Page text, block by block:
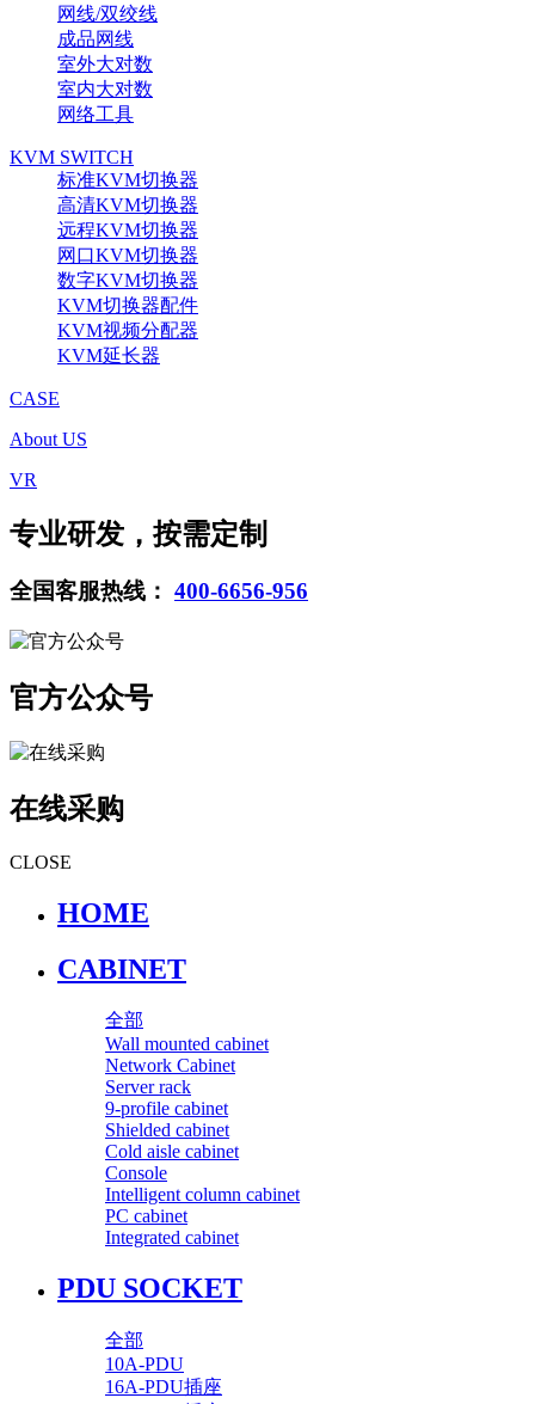
网线/双绞线
成品网线
室外大对数
室内大对数
网络工具
KVM SWITCH
标准KVM切换器
高清KVM切换器
远程KVM切换器
网口KVM切换器
数字KVM切换器
KVM切换器配件
KVM视频分配器
KVM延长器
CASE
About US
VR
专业研发，按需定制
全国客服热线： 400-6656-956
官方公众号
在线采购
CLOSE
HOME
CABINET
全部
Wall mounted cabinet
Network Cabinet
Server rack
9-profile cabinet
Shielded cabinet
Cold aisle cabinet
Console
Intelligent column cabinet
PC cabinet
Integrated cabinet
PDU SOCKET
全部
10A-PDU
16A-PDU插座